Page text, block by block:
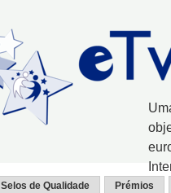
Selos de Qualidade Prémios